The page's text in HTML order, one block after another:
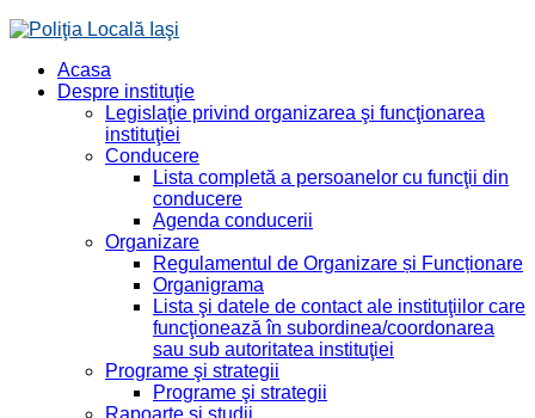
Acasa
Despre instituţie
Legislaţie privind organizarea şi funcţionarea
instituţiei
Conducere
Lista completă a persoanelor cu funcţii din
conducere
Agenda conducerii
Organizare
Regulamentul de Organizare și Funcționare
Organigrama
Lista şi datele de contact ale instituţiilor care
funcţionează în subordinea/coordonarea
sau sub autoritatea instituţiei
Programe şi strategii
Programe şi strategii
Rapoarte şi studii